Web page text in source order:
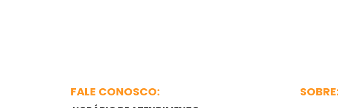
FALE CONOSCO: SOBRE: